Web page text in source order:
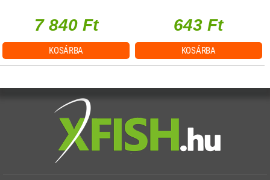
7 840 Ft
KOSÁRBA
643 Ft
KOSÁRBA